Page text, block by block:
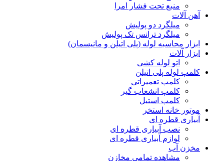
منبع تحت فشار امرا
آهن آلات
میلگرد دو پولیش
میلگرد ترانس تک پولیش
ابزار محاسبه لوله (پلی اتیلن و مانیسمان)
ابزار آلات
اتو لوله کشی
کلمپ لوله پلی اتیلن
کلمپ تعمیراتی
کلمپ انشعاب گیر
کلمپ استیل
موتور خانه استخر
آبیاری قطره ای
نصب آبیاری قطره ای
لوازم آبیاری قطره ای
مخزن آب
مشاهده تمامی مخازن